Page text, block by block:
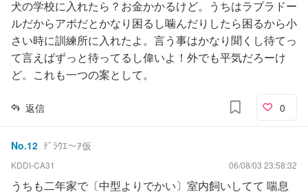
犬の学校に入れたら？お金かかるけど。うちはラブラドー
ルだからアポだとかなり困るし噛んだりしたら困るから小
さい時に訓練所に入れたよ。言う事はかなり聞くし待てっ
て言えばずっと待ってるし偉いよ！外でも平気だろーけ
ど。これも一つの案として。
返信 0
No.12 ﾃﾞﾗｳｴ～ｱ仮
KDDI-CA31 06/08/03 23:58:32
うちも二年家で〔中型よりでかい〕室内飼いしてて 喘息